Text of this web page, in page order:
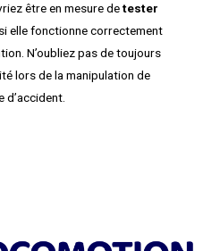
être en mesure detester
elle fonctionne correctement
N’oubliez pas de toujours
lors de la manipulation de